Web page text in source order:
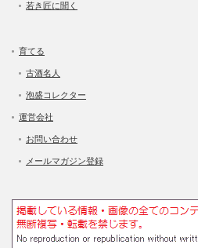
若き匠に聞く
育てる
古酒名人
泡盛コレクター
運営会社
お問い合わせ
メールマガジン登録